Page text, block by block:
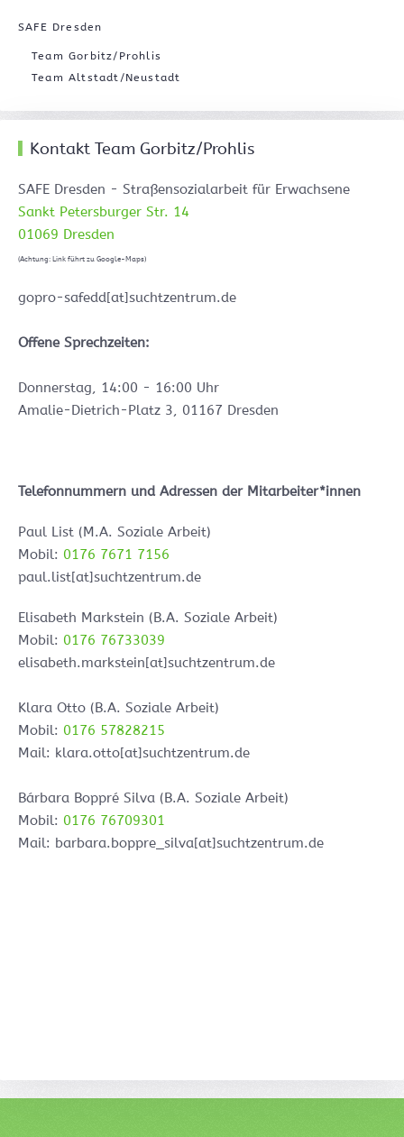
SAFE Dresden
Team Gorbitz/Prohlis
Team Altstadt/Neustadt
Kontakt Team Gorbitz/Prohlis
SAFE Dresden - Straßensozialarbeit für Erwachsene
Sankt Petersburger Str. 14
01069 Dresden
(Achtung: Link führt zu Google-Maps)
gopro-safedd[at]suchtzentrum.de
Offene Sprechzeiten:
Donnerstag, 14:00 - 16:00 Uhr
Amalie-Dietrich-Platz 3, 01167 Dresden
Telefonnummern und Adressen der Mitarbeiter*innen
Paul List (M.A. Soziale Arbeit)
Mobil: 0176 7671 7156
paul.list[at]suchtzentrum.de
Elisabeth Markstein (B.A. Soziale Arbeit)
Mobil: 0176 76733039
elisabeth.markstein[at]suchtzentrum.de
Klara Otto (B.A. Soziale Arbeit)
Mobil: 0176 57828215
Mail: klara.otto[at]suchtzentrum.de
Bárbara Boppré Silva (B.A. Soziale Arbeit)
Mobil: 0176 76709301
Mail: barbara.boppre_silva[at]suchtzentrum.de